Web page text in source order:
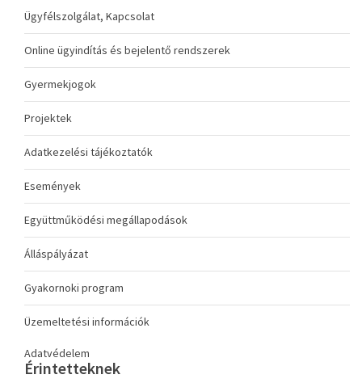
Ügyfélszolgálat, Kapcsolat
Online ügyindítás és bejelentő rendszerek
Gyermekjogok
Projektek
Adatkezelési tájékoztatók
Események
Együttműködési megállapodások
Álláspályázat
Gyakornoki program
Üzemeltetési információk
Adatvédelem
Érintetteknek